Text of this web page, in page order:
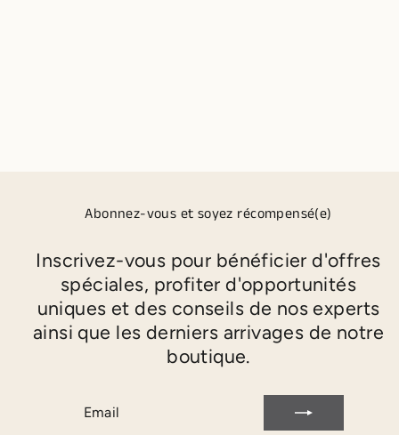
Abonnez-vous et soyez récompensé(e)
Inscrivez-vous pour bénéficier d'offres
spéciales, profiter d'opportunités
uniques et des conseils de nos experts
ainsi que les derniers arrivages de notre
boutique.